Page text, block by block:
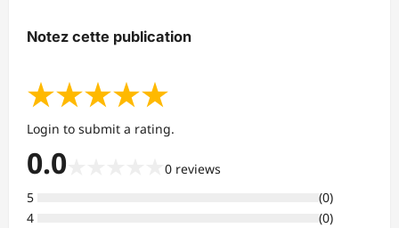
Notez cette publication
★★★★★
Login to submit a rating.
0.0 0 reviews
5
(0)
4
(0)